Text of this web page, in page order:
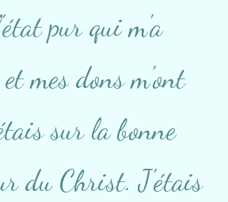
pur qui m'a
mes dons m'ont
sur la bonne
du Christ. J'étais